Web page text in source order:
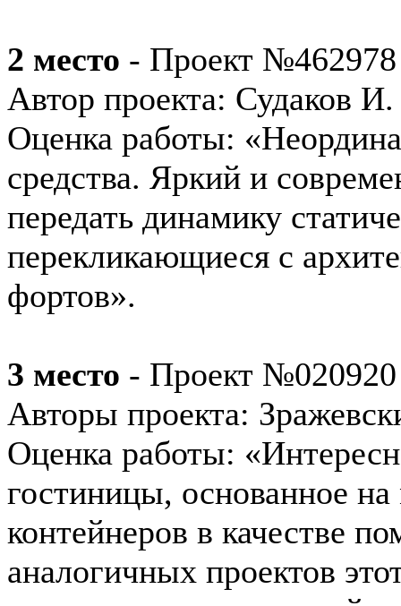
2 место - Проект №462978
Автор проекта: Судаков
Оценка работы:
средства. Яркий и
передать динамику
перекликающиеся с
фортов».
3 место - Проект №020920
Авторы проекта:
Оценка работы:
гостиницы, основанное
контейнеров в качестве
аналогичных проектов